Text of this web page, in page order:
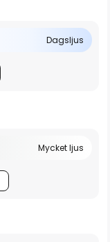
Dagsljus
Mycket ljus